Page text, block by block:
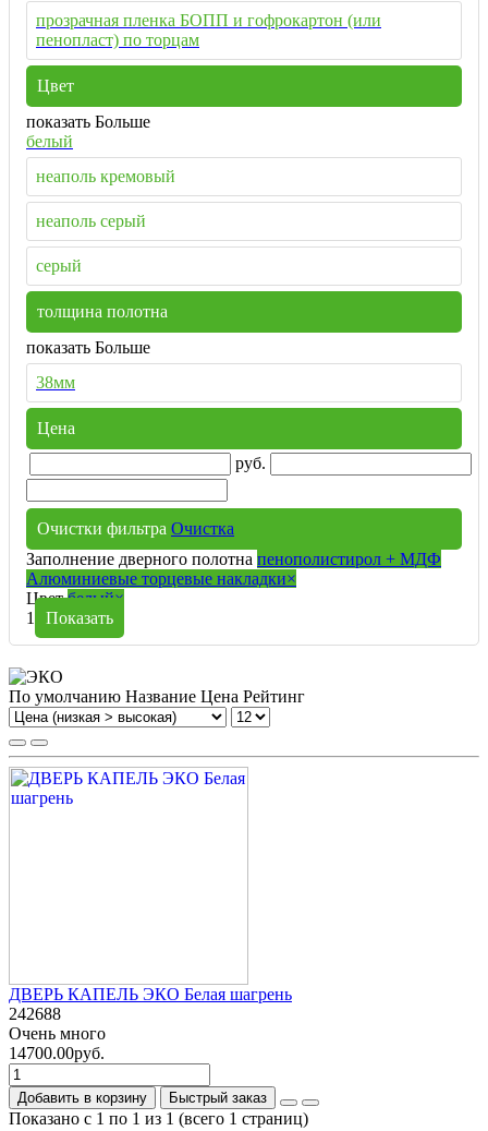
прозрачная пленка БОПП и гофрокартон (или
пенопласт) по торцам
Цвет
показать Больше
белый
неаполь кремовый
неаполь серый
серый
толщина полотна
показать Больше
38мм
Цена
руб.
Очистки фильтра Очистка
Заполнение дверного полотна пенополистирол + МДФ
Алюминиевые торцевые накладки×
Цвет белый×
1
Показать
По умолчанию Название Цена Рейтинг
ДВЕРЬ КАПЕЛЬ ЭКО Белая шагрень
242688
Очень много
14700.00руб.
Добавить в корзину Быстрый заказ
Показано с 1 по 1 из 1 (всего 1 страниц)